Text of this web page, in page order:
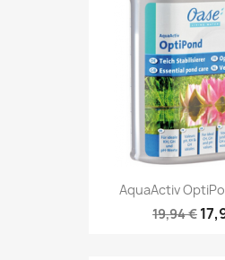
AquaActiv
19,94 €